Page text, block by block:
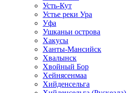
Усть-Кут
Устье реки Ура
Уфа
Ушканьи острова
Хакусы
Ханты-Мансийск
Хвалынск
Хвойный Бор
Хейнясенмаа
Хийденсельга